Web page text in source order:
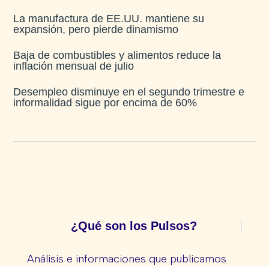
La manufactura de EE.UU. mantiene su
expansión, pero pierde dinamismo
Baja de combustibles y alimentos reduce la
inflación mensual de julio​
Desempleo disminuye en el segundo trimestre e
informalidad sigue por encima de 60%
¿Qué son los Pulsos?
Análisis e informaciones que publicamos